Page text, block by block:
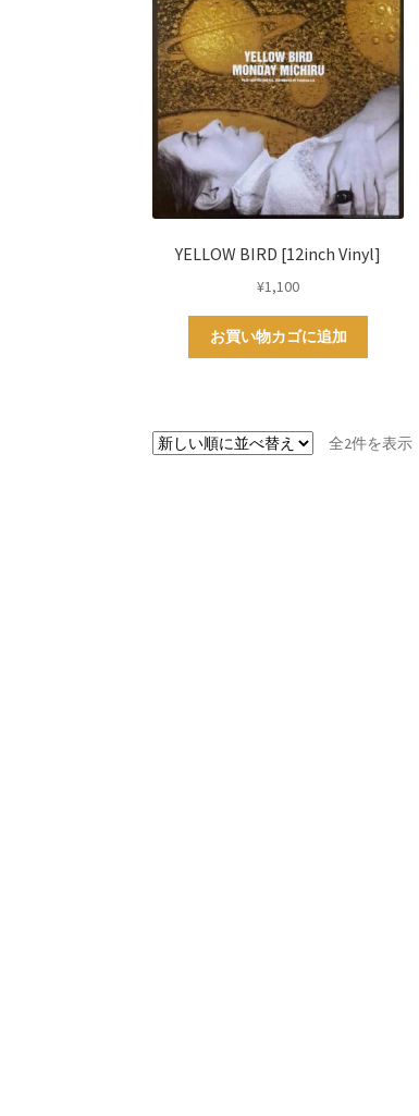
YELLOW BIRD [12inch Vinyl]
¥1,100
お買い物カゴに追加
全2件を表示新